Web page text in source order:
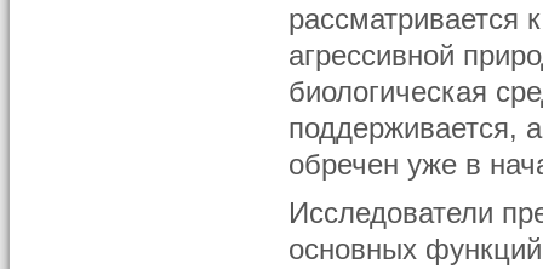
рассматривается
агрессивной
биологическая
поддерживается,
обречен уже в
Исследователи
основных